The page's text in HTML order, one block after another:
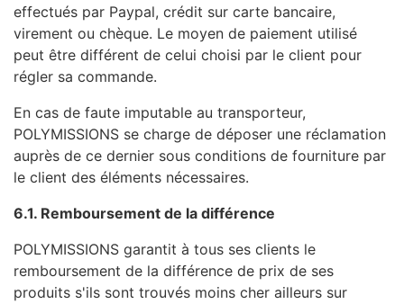
effectués par Paypal, crédit sur carte bancaire,
virement ou chèque. Le moyen de paiement utilisé
peut être différent de celui choisi par le client pour
régler sa commande.
En cas de faute imputable au transporteur,
POLYMISSIONS se charge de déposer une réclamation
auprès de ce dernier sous conditions de fourniture par
le client des éléments nécessaires.
6.1. Remboursement de la différence
POLYMISSIONS garantit à tous ses clients le
remboursement de la différence de prix de ses
produits s'ils sont trouvés moins cher ailleurs sur